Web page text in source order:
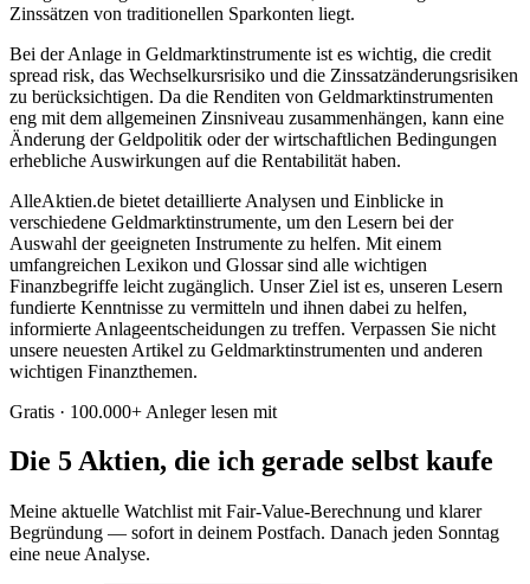
Zinssätzen von traditionellen Sparkonten liegt.
Bei der Anlage in Geldmarktinstrumente ist es wichtig, die credit
spread risk, das Wechselkursrisiko und die Zinssatzänderungsrisiken
zu berücksichtigen. Da die Renditen von Geldmarktinstrumenten
eng mit dem allgemeinen Zinsniveau zusammenhängen, kann eine
Änderung der Geldpolitik oder der wirtschaftlichen Bedingungen
erhebliche Auswirkungen auf die Rentabilität haben.
AlleAktien.de bietet detaillierte Analysen und Einblicke in
verschiedene Geldmarktinstrumente, um den Lesern bei der
Auswahl der geeigneten Instrumente zu helfen. Mit einem
umfangreichen Lexikon und Glossar sind alle wichtigen
Finanzbegriffe leicht zugänglich. Unser Ziel ist es, unseren Lesern
fundierte Kenntnisse zu vermitteln und ihnen dabei zu helfen,
informierte Anlageentscheidungen zu treffen. Verpassen Sie nicht
unsere neuesten Artikel zu Geldmarktinstrumenten und anderen
wichtigen Finanzthemen.
Gratis · 100.000+ Anleger lesen mit
Die 5 Aktien, die ich gerade selbst kaufe
Meine aktuelle Watchlist mit Fair-Value-Berechnung und klarer
Begründung — sofort in deinem Postfach. Danach jeden Sonntag
eine neue Analyse.